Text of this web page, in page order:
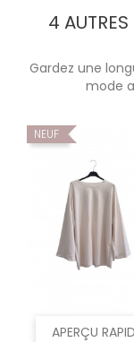
4
Gardez une
mode
APERÇU
NEUF